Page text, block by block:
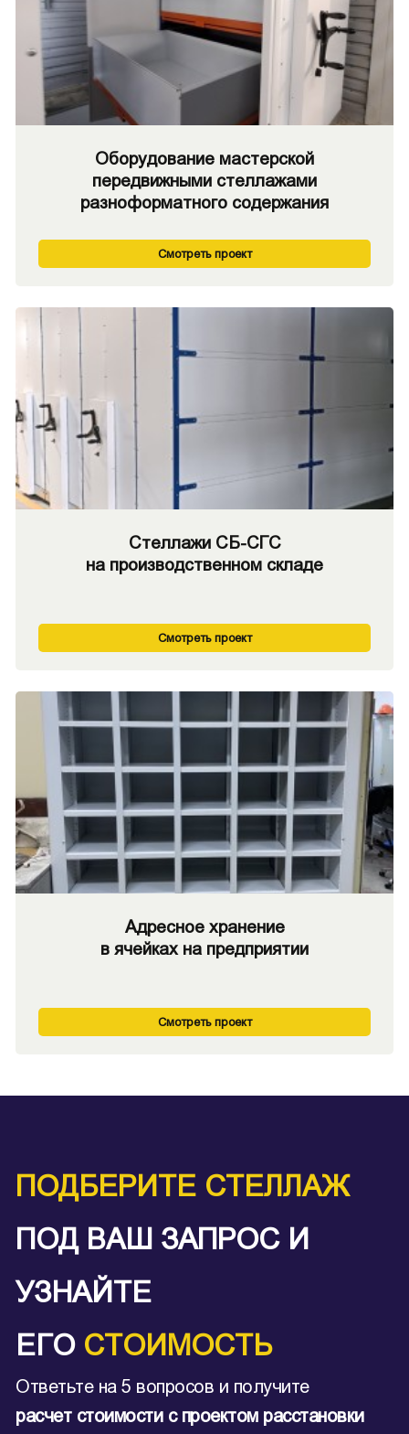
Оборудование мастерской
передвижными стеллажами
разноформатного содержания
Смотреть проект
Стеллажи СБ-СГС
на производственном складе
Смотреть проект
Адресное хранение
в ячейках на предприятии
Смотреть проект
ПОДБЕРИТЕ СТЕЛЛАЖ
ПОД ВАШ ЗАПРОС И
УЗНАЙТЕ
ЕГО СТОИМОСТЬ
Ответьте на 5 вопросов и получите
расчет стоимости с проектом расстановки